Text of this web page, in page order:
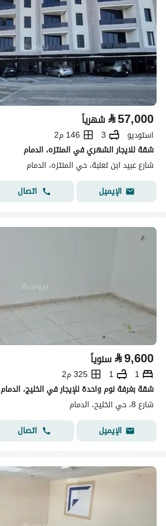
⃁57,000 شهرياً
استوديو 3
146 م2
شقة للايجار الشهري في المنتزه، الدمام
شارع عبيد ابن ثعلبة، حي المنتزه، الدمام
الإيميل
اتصال
⃁9,600 سنوياً
1
1
325 م2
شقة بغرفة نوم واحدة للإيجار في الخليج، الدمام
شارع 8، حي الخليح، الدمام
الإيميل
اتصال